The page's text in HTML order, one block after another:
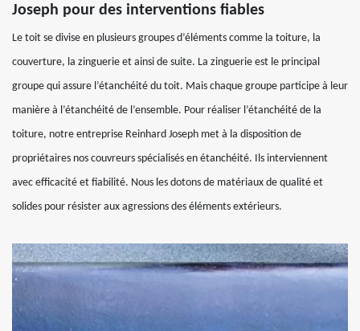
Joseph pour des interventions fiables
Le toit se divise en plusieurs groupes d’éléments comme la toiture, la
couverture, la zinguerie et ainsi de suite. La zinguerie est le principal
groupe qui assure l’étanchéité du toit. Mais chaque groupe participe à leur
manière à l’étanchéité de l’ensemble. Pour réaliser l’étanchéité de la
toiture, notre entreprise Reinhard Joseph met à la disposition de
propriétaires nos couvreurs spécialisés en étanchéité. Ils interviennent
avec efficacité et fiabilité. Nous les dotons de matériaux de qualité et
solides pour résister aux agressions des éléments extérieurs.